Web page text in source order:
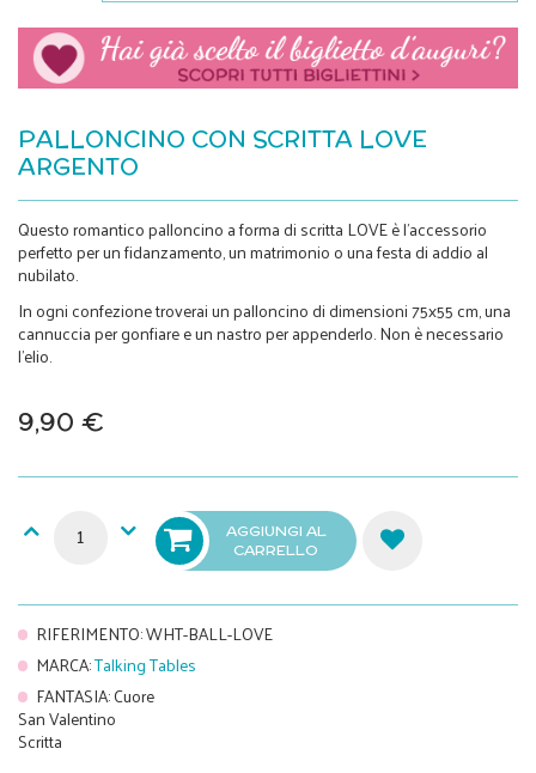
PALLONCINO CON SCRITTA LOVE
ARGENTO
Questo romantico palloncino a forma di scritta LOVE è l'accessorio
perfetto per un fidanzamento, un matrimonio o una festa di addio al
nubilato.
In ogni confezione troverai un palloncino di dimensioni 75x55 cm, una
cannuccia per gonfiare e un nastro per appenderlo. Non è necessario
l'elio.
9,90 €
AGGIUNGI AL
CARRELLO
RIFERIMENTO:WHT-BALL-LOVE
MARCA:Talking Tables
FANTASIA:Cuore
San Valentino
Scritta